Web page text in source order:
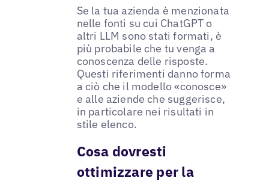
Se la tua azienda è menzionata
nelle fonti su cui ChatGPT o
altri LLM sono stati formati, è
più probabile che tu venga a
conoscenza delle risposte.
Questi riferimenti danno forma
a ciò che il modello «conosce»
e alle aziende che suggerisce,
in particolare nei risultati in
stile elenco.
Cosa dovresti
ottimizzare per la